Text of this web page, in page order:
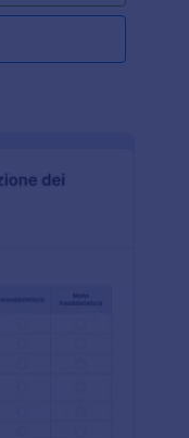
drag-
di
l'efficacia del
automatico dei
soluzione per la
raccogliere firme
completa
semplice, rapida